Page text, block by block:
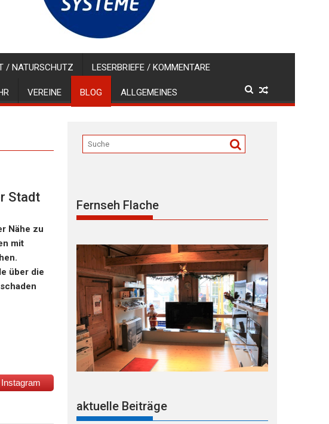
/ NATURSCHUTZ LESERBRIEFE / KOMMENTARE
VEREINE BLOG ALLGEMEINES
Stadt
Nähe zu
mit
über die
Instagram
Fernseh Flache
aktuelle Beiträge